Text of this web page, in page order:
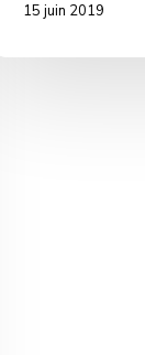
15 juin 2019